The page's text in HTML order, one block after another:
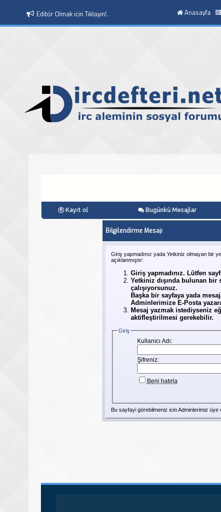
Editör Olmak icin Tıklayın!. Anasayfa
Kayıt ol Bugünkü Mesajlar
Bilgilendirme Mesajı
Giriş yapmadınız yada Yetkiniz olmayan bir
açıklanmıştır:
Giriş yapmadınız. Lütfen
Yetkiniz dışında bulunan bir
çalışıyorsunuz.
Başka bir sayfaya yada
Adminlerimize E-Posta
Mesaj yazmak istediyseniz
aktifleştirilmesi gerekebilir.
Giriş
Kullanıcı Adı:
Şifreniz:
Beni hatırla
Bu sayfayi görebilmeniz icin Adminlerimiz üye